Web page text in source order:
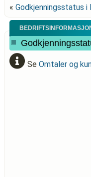
« Godkjenningsstatus i
Se Omtaler og